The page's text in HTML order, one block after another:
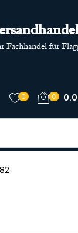
Fachhandel für
0 0